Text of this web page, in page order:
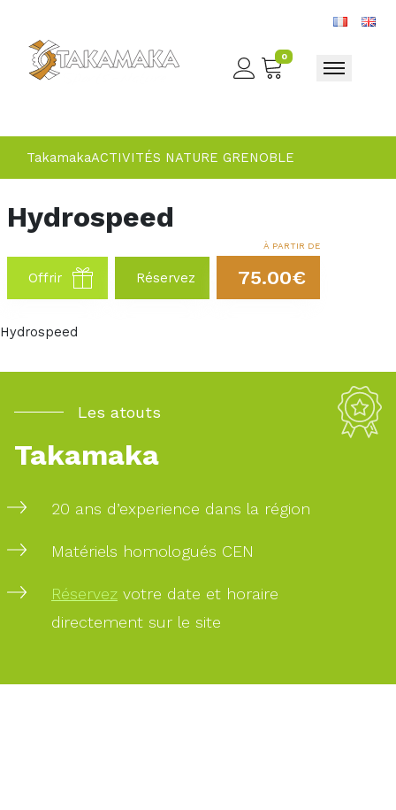
0
Toggle
TakamakaACTIVITÉS NATURE GRENOBLE
Hydrospeed
Offrir Réservez
À PARTIR DE
75.00€
Hydrospeed
Les atouts
Takamaka
20 ans d’experience dans la région
Matériels homologués CEN
Réservez votre date et horaire
directement sur le site